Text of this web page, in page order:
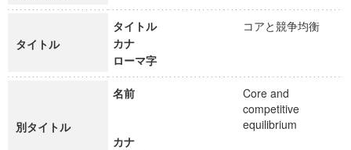
タイトル
タイトル
コアと競争均衡
カナ
ローマ字
別タイトル
名前
Core and
competitive
equilibrium
カナ